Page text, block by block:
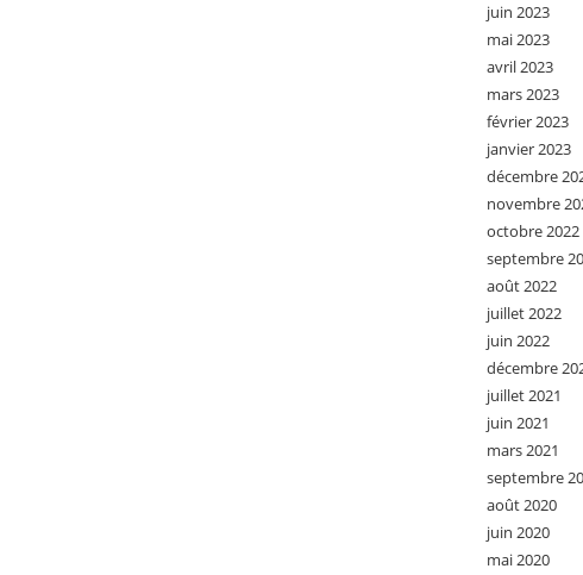
juin 2023
mai 2023
avril 2023
mars 2023
février 2023
janvier 2023
décembre
novembre
octobre 2022
septembre
août 2022
juillet 2022
juin 2022
décembre
juillet 2021
juin 2021
mars 2021
septembre
août 2020
juin 2020
mai 2020